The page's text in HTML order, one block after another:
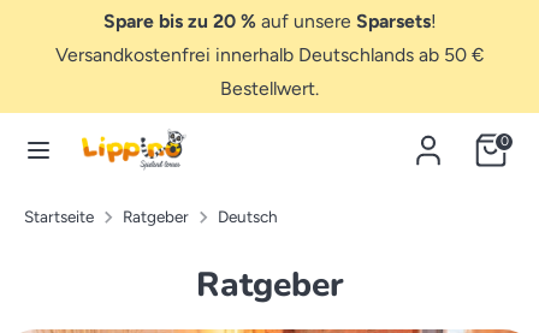
Spare bis zu 20 %auf unsere Sparsets!
Versandkostenfrei innerhalb Deutschlands ab 50 €
Bestellwert.
suchen...
Hier
suchen...
0
Startseite Ratgeber Deutsch
Ratgeber